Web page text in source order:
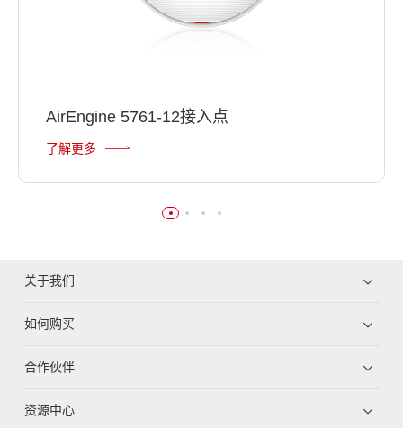
AirEngine 5761-12接入点
了解更多
关于我们
如何购买
合作伙伴
资源中心